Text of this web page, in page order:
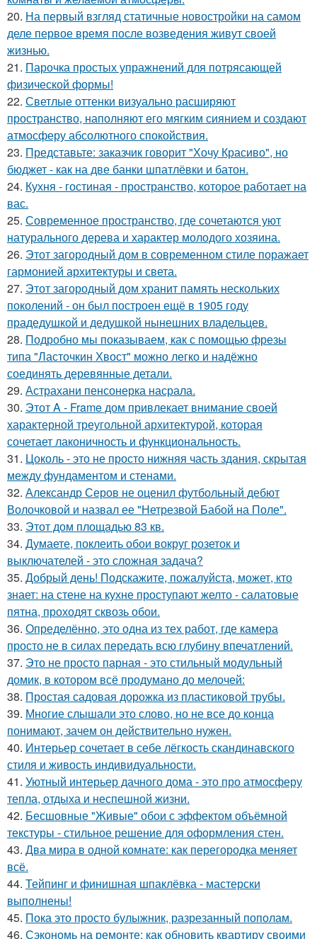
20. На первый взгляд статичные новостройки на самом
деле первое время после возведения живут своей
жизнью.
21. Парочка простых упражнений для потрясающей
физической формы!
22. Светлые оттенки визуально расширяют
пространство, наполняют его мягким сиянием и создают
атмосферу абсолютного спокойствия.
23. Представьте: заказчик говорит "Хочу Красиво", но
бюджет - как на две банки шпатлёвки и батон.
24. Кухня - гостиная - пространство, которое работает на
вас.
25. Современное пространство, где сочетаются уют
натурального дерева и характер молодого хозяина.
26. Этот загородный дом в современном стиле поражает
гармонией архитектуры и света.
27. Этот загородный дом хранит память нескольких
поколений - он был построен ещё в 1905 году
прадедушкой и дедушкой нынешних владельцев.
28. Подробно мы показываем, как с помощью фрезы
типа "Ласточкин Хвост" можно легко и надёжно
соединять деревянные детали.
29. Астрахани пенсонерка насрала.
30. Этот A - Frame дом привлекает внимание своей
характерной треугольной архитектурой, которая
сочетает лаконичность и функциональность.
31. Цоколь - это не просто нижняя часть здания, скрытая
между фундаментом и стенами.
32. Александр Серов не оценил футбольный дебют
Волочковой и назвал ее "Нетрезвой Бабой на Поле".
33. Этот дом площадью 83 кв.
34. Думаете, поклеить обои вокруг розеток и
выключателей - это сложная задача?
35. Добрый день! Подскажите, пожалуйста, может, кто
знает: на стене на кухне проступают желто - салатовые
пятна, проходят сквозь обои.
36. Определённо, это одна из тех работ, где камера
просто не в силах передать всю глубину впечатлений.
37. Это не просто парная - это стильный модульный
домик, в котором всё продумано до мелочей:
38. Простая садовая дорожка из пластиковой трубы.
39. Многие слышали это слово, но не все до конца
понимают, зачем он действительно нужен.
40. Интерьер сочетает в себе лёгкость скандинавского
стиля и живость индивидуальности.
41. Уютный интерьер дачного дома - это про атмосферу
тепла, отдыха и неспешной жизни.
42. Бесшовные "Живые" обои с эффектом объёмной
текстуры - стильное решение для оформления стен.
43. Два мира в одной комнате: как перегородка меняет
всё.
44. Тейпинг и финишная шпаклёвка - мастерски
выполнены!
45. Пока это просто булыжник, разрезанный пополам.
46. Сэкономь на ремонте: как обновить квартиру своими